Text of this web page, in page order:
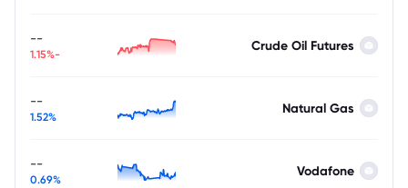
Crude Oil Futures
--
-1.15%
Natural Gas
--
1.52%
Vodafone
--
0.69%